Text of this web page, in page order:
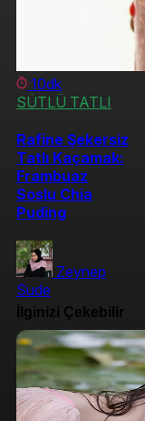
10dk
SÜTLÜ TATLI
Rafine Şekersiz
Tatlı Kaçamak:
Frambuaz
Soslu Chia
Puding
Zeynep
Sude